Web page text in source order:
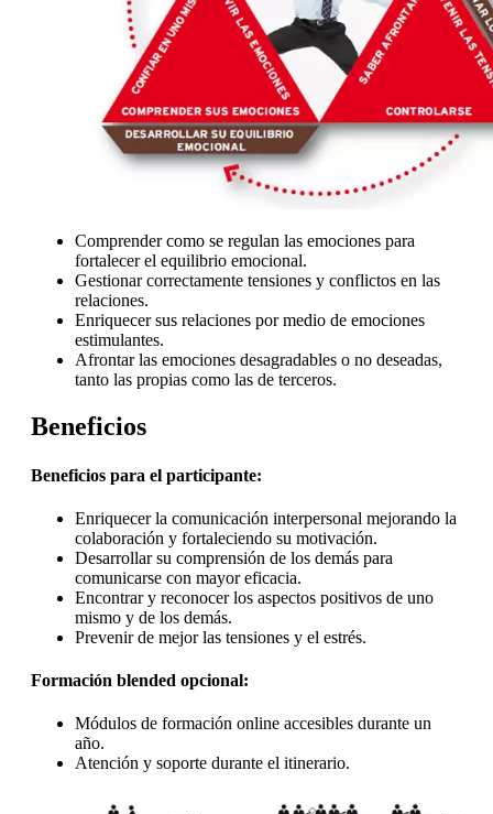
Comprender como se regulan las emociones para
fortalecer el equilibrio emocional.
Gestionar correctamente tensiones y conflictos en las
relaciones.
Enriquecer sus relaciones por medio de emociones
estimulantes.
Afrontar las emociones desagradables o no deseadas,
tanto las propias como las de terceros.
Beneficios
Beneficios para el participante:
Enriquecer la comunicación interpersonal mejorando la
colaboración y fortaleciendo su motivación.
Desarrollar su comprensión de los demás para
comunicarse con mayor eficacia.
Encontrar y reconocer los aspectos positivos de uno
mismo y de los demás.
Prevenir de mejor las tensiones y el estrés.
Formación blended opcional:
Módulos de formación online accesibles durante un
año.
Atención y soporte durante el itinerario.